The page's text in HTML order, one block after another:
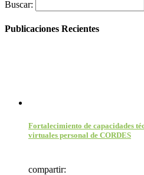
Buscar:
Publicaciones Recientes
Fortalecimiento de capacidades
virtuales personal de CORDES
compartir: